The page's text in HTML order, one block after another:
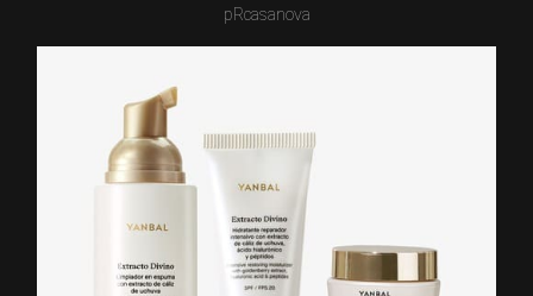
pRcasanova